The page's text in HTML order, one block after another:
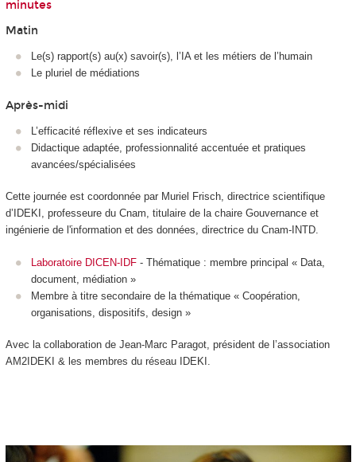
minutes
Matin
Le(s) rapport(s) au(x) savoir(s), l’IA et les métiers de l’humain
Le pluriel de médiations
Après-midi
L’efficacité réflexive et ses indicateurs
Didactique adaptée, professionnalité accentuée et pratiques
avancées/spécialisées
Cette journée est coordonnée par Muriel Frisch, directrice scientifique
d’IDEKI, professeure du Cnam, titulaire de la chaire Gouvernance et
ingénierie de l'information et des données, directrice du Cnam-INTD.
Laboratoire DICEN-IDF - Thématique : membre principal « Data,
document, médiation »
Membre à titre secondaire de la thématique « Coopération,
organisations, dispositifs, design »
Avec la collaboration de Jean-Marc Paragot, président de l’association
AM2IDEKI & les membres du réseau IDEKI.